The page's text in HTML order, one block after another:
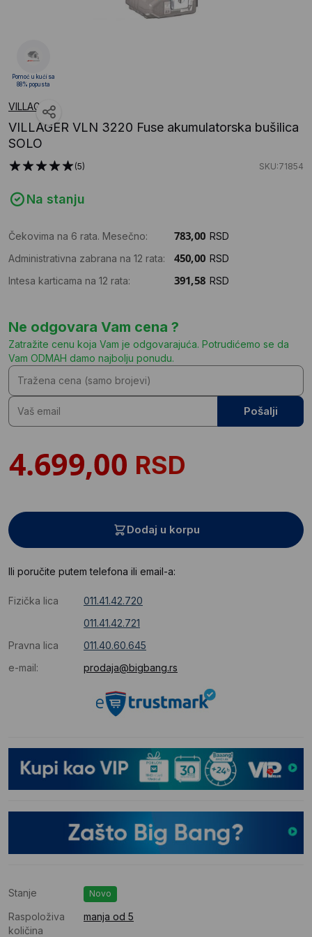
VILLAGER
VILLAGER VLN 3220 Fuse akumulatorska bušilica
SOLO
(5) SKU:71854
Na stanju
Čekovima na 6 rata. Mesečno:
RSD
Administrativna zabrana na 12 rata:
RSD
Intesa karticama na 12 rata:
RSD
Ne odgovara Vam cena ?
Zatražite cenu koja Vam je odgovarajuća. Potrudićemo se da
Vam ODMAH damo najbolju ponudu.
Pošalji
RSD
Dodaj u korpu
Ili poručite putem telefona ili email-a:
Fizička lica
011.41.42.720
011.41.42.721
Pravna lica
011.40.60.645
e-mail:
prodaja@bigbang.rs
Stanje Novo
Raspoloživa
količina
manja od 5
Pomoć u kući sa
88% popusta